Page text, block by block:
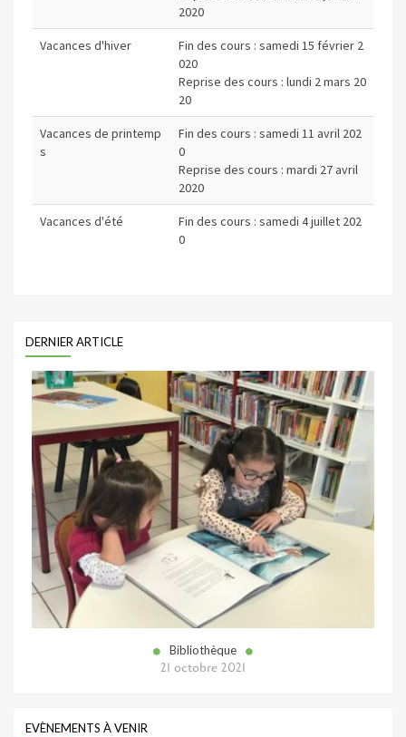
2020
Vacances d'hiver
Fin des cours : samedi 15 février 2
020
Reprise des cours : lundi 2 mars 20
20
Vacances de printemp
s
Fin des cours : samedi 11 avril 202
0
Reprise des cours : mardi 27 avril
2020
Vacances d'été
Fin des cours : samedi 4 juillet 202
0
DERNIER ARTICLE
Bibliothèque
21 octobre 2021
EVÈNEMENTS À VENIR